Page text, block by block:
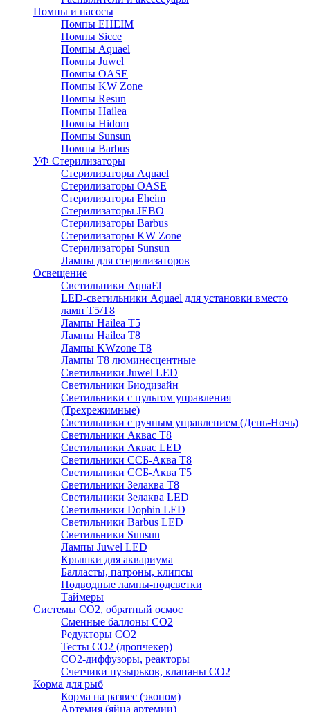
Помпы и насосы
Помпы EHEIM
Помпы Sicce
Помпы Aquael
Помпы Juwel
Помпы OASE
Помпы KW Zone
Помпы Resun
Помпы Hailea
Помпы Hidom
Помпы Sunsun
Помпы Barbus
УФ Стерилизаторы
Стерилизаторы Aquael
Стерилизаторы OASE
Стерилизаторы Eheim
Стерилизаторы JEBO
Стерилизаторы Barbus
Стерилизаторы KW Zone
Стерилизаторы Sunsun
Лампы для стерилизаторов
Освещение
Cветильники AquaEl
LED-светильники Aquael для установки вместо
ламп Т5/Т8
Лампы Hailea Т5
Лампы Hailea Т8
Лампы KWzone Т8
Лампы Т8 люминесцентные
Светильники Juwel LED
Светильники Биодизайн
Светильники с пультом управления
(Трехрежимные)
Светильники с ручным управлением (День-Ночь)
Светильники Аквас Т8
Светильники Аквас LED
Светильники ССБ-Аква Т8
Светильники ССБ-Аква Т5
Светильники Зелаква Т8
Светильники Зелаква LED
Светильники Dophin LED
Светильники Barbus LED
Светильники Sunsun
Лампы Juwel LED
Крышки для аквариума
Балласты, патроны, клипсы
Подводные лампы-подсветки
Таймеры
Системы CO2, обратный осмос
Сменные баллоны СО2
Редукторы СО2
Тесты CO2 (дропчекер)
СО2-диффузоры, реакторы
Счетчики пузырьков, клапаны СО2
Корма для рыб
Корма на развес (эконом)
Артемия (яйца артемии)